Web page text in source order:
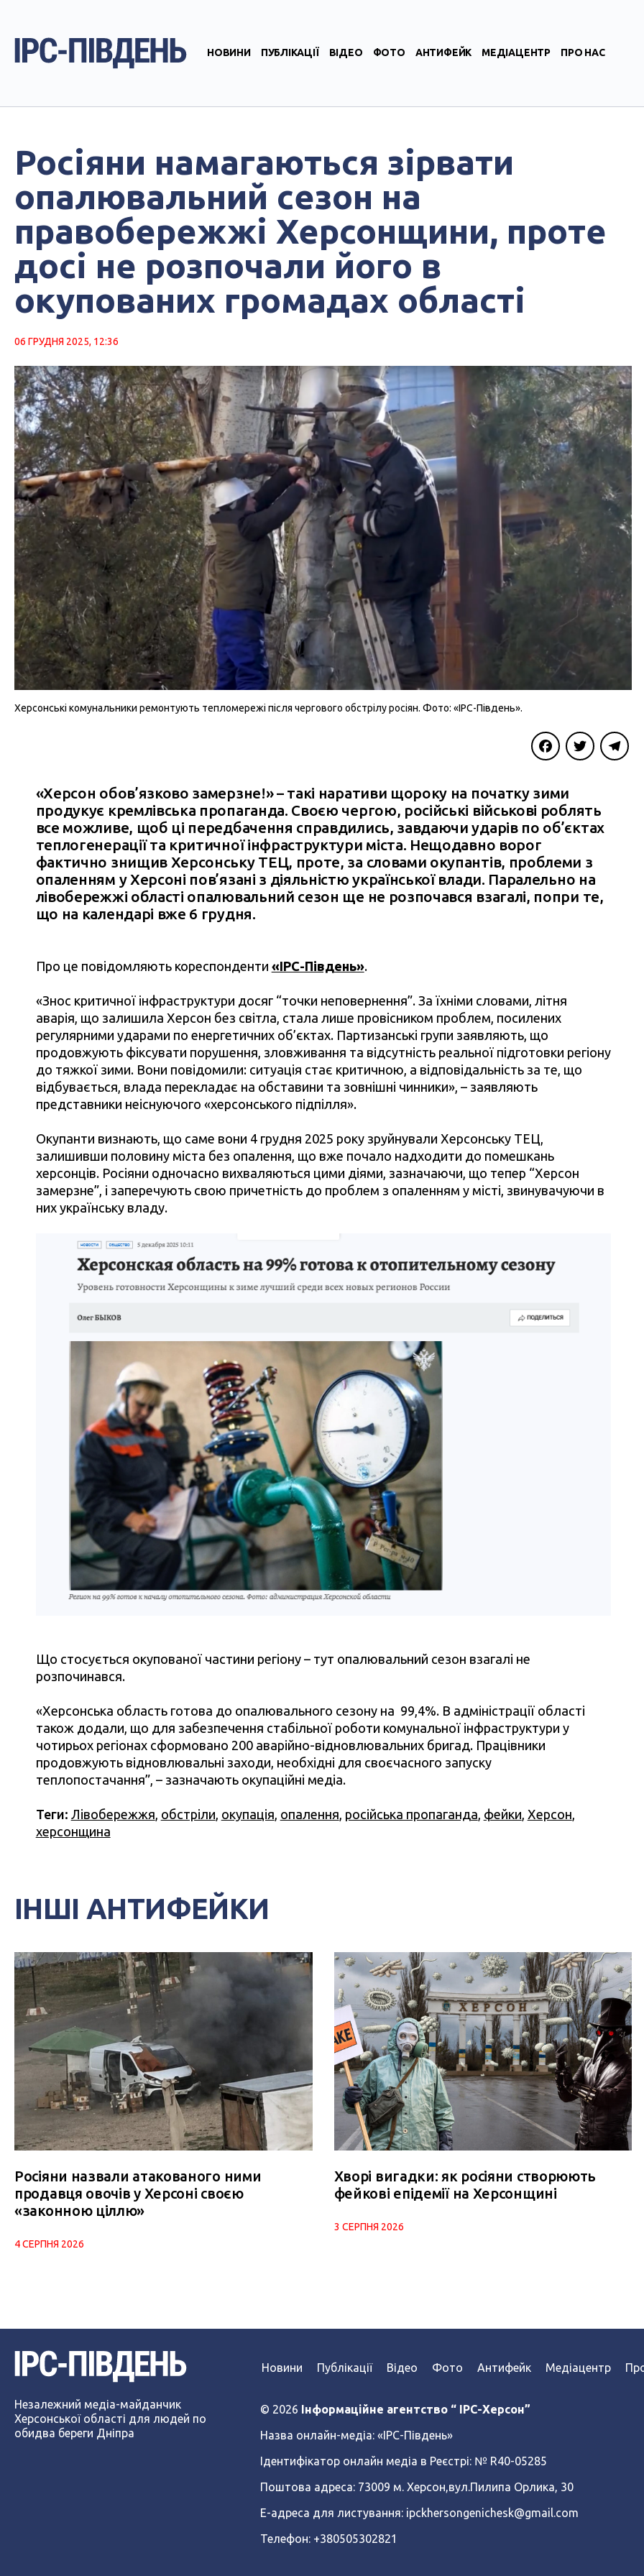
НОВИНИ ПУБЛІКАЦІЇ ВІДЕО ФОТО АНТИФЕЙК МЕДІАЦЕНТР ПРО НАС
Росіяни намагаються зірвати
опалювальний сезон на
правобережжі Херсонщини, проте
досі не розпочали його в
окупованих громадах області
06 ГРУДНЯ 2025, 12:36
Херсонські комунальники ремонтують тепломережі після чергового обстрілу росіян. Фото: «IPC-Південь».
«Херсон обов’язково замерзне!» – такі наративи щороку на початку зими
продукує кремлівська пропаганда. Своєю чергою, російські військові роблять
все можливе, щоб ці передбачення справдились, завдаючи ударів по об’єктах
теплогенерації та критичної інфраструктури міста. Нещодавно ворог
фактично знищив Херсонську ТЕЦ, проте, за словами окупантів, проблеми з
опаленням у Херсоні пов’язані з діяльністю української влади. Паралельно на
лівобережжі області опалювальний сезон ще не розпочався взагалі, попри те,
що на календарі вже 6 грудня.
Про це повідомляють кореспонденти «IPC-Південь».
«Знос критичної інфраструктури досяг “точки неповернення”. За їхніми словами, літня
аварія, що залишила Херсон без світла, стала лише провісником проблем, посилених
регулярними ударами по енергетичних об’єктах. Партизанські групи заявляють, що
продовжують фіксувати порушення, зловживання та відсутність реальної підготовки регіону
до тяжкої зими. Вони повідомили: ситуація стає критичною, а відповідальність за те, що
відбувається, влада перекладає на обставини та зовнішні чинники», – заявляють
представники неіснуючого «херсонського підпілля».
Окупанти визнають, що саме вони 4 грудня 2025 року зруйнували Херсонську ТЕЦ,
залишивши половину міста без опалення, що вже почало надходити до помешкань
херсонців. Росіяни одночасно вихваляються цими діями, зазначаючи, що тепер “Херсон
замерзне”, і заперечують свою причетність до проблем з опаленням у місті, звинувачуючи в
них українську владу.
Що стосується окупованої частини регіону – тут опалювальний сезон взагалі не
розпочинався.
«Херсонська область готова до опалювального сезону на 99,4%. В адміністрації області
також додали, що для забезпечення стабільної роботи комунальної інфраструктури у
чотирьох регіонах сформовано 200 аварійно-відновлювальних бригад. Працівники
продовжують відновлювальні заходи, необхідні для своєчасного запуску
теплопостачання”, – зазначають окупаційні медіа.
Теги: Лівобережжя обстріли окупація опалення російська пропаганда фейки Херсон
херсонщина
ІНШІ АНТИФЕЙКИ
Росіяни назвали атакованого ними
продавця овочів у Херсоні своєю
«законною ціллю»
4 СЕРПНЯ 2026
Хворі вигадки: як росіяни створюють
фейкові епідемії на Херсонщині
3 СЕРПНЯ 2026
Незалежний медіа-майданчик
Херсонської області для людей по
обидва береги Дніпра
Новини Публікації Відео Фото Антифейк Медіацентр
© 2026 Інформаційне агентство “ IPC-Херсон”
Назва онлайн-медіа: «ІРС-Південь»
Ідентифікатор онлайн медіа в Реєстрі: № R40-05285
Поштова адреса: 73009 м. Херсон,вул.Пилипа Орлика, 30
Е-адреса для листування: ipckhersongenichesk@gmail.com
Телефон: +380505302821